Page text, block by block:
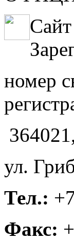
номер
ул.
Тел.:
Факс: